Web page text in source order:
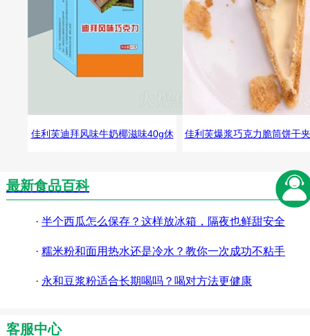
佳利芙迪拜风味牛奶椰滋味40g休 佳利芙爆浆巧克力脆筒饼干
脆饼干球休闲食品
最新食品百科
·半个西瓜怎么保存？这样放冰箱，隔夜也鲜甜安全
·糯米粉和面用热水还是冷水？教你一次成功不粘手
· 永和豆浆粉适合长期喝吗？喝对方法更健康
客服中心